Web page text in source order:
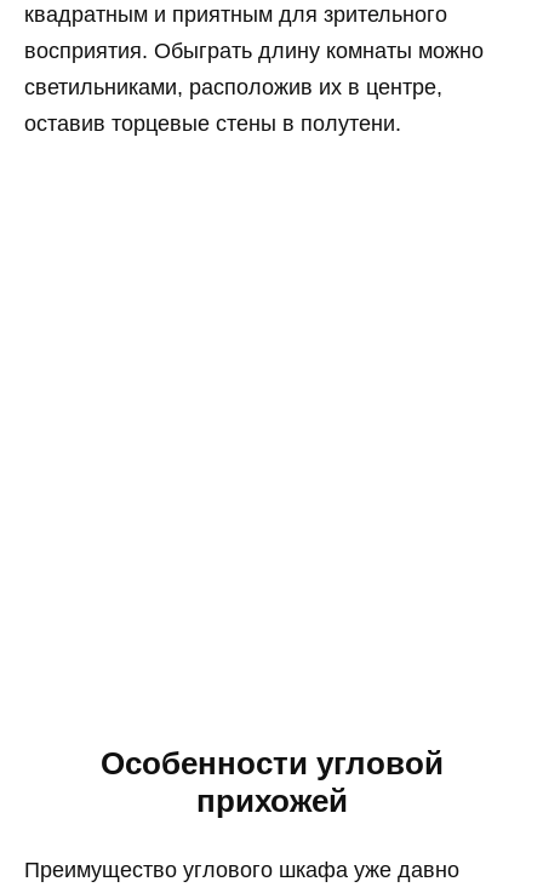
квадратным и приятным для зрительного
восприятия. Обыграть длину комнаты можно
светильниками, расположив их в центре,
оставив торцевые стены в полутени.
Особенности угловой
прихожей
Преимущество углового шкафа уже давно